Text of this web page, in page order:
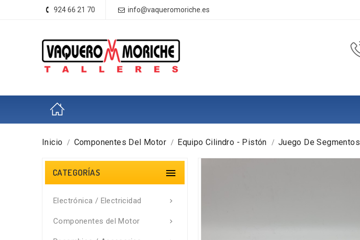
924 66 21 70 info@vaqueromoriche.es
Inicio Componentes Del Motor Equipo Cilindro - Pistón Juego De Segmentos
CATEGORÍAS 

Electrónica / Electricidad

Componentes del Motor